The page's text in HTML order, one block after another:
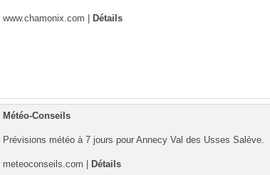
www.chamonix.com Détails
Météo-Conseils
Prévisions météo à 7 jours pour Annecy Val des Usses Salève.
meteoconseils.com Détails